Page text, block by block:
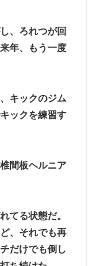
、ろれつが回
年、もう一度
キックのジム
ックを練習す
間板ヘルニア
てる状態だ。
、それでも再
だけでも倒し